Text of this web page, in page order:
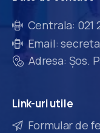
Centrala: 021
Email:
Adresa: Șos.
Link-uriutile
Formular de